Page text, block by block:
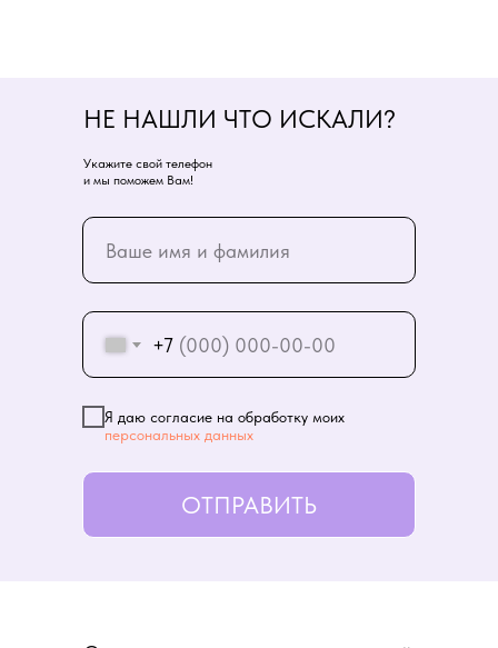
+7
Я даю согласие на обработку моих
персональных данных
ОТПРАВИТЬ
НЕ НАШЛИ ЧТО ИСКАЛИ?
Укажите свой телефон
и мы поможем Вам!